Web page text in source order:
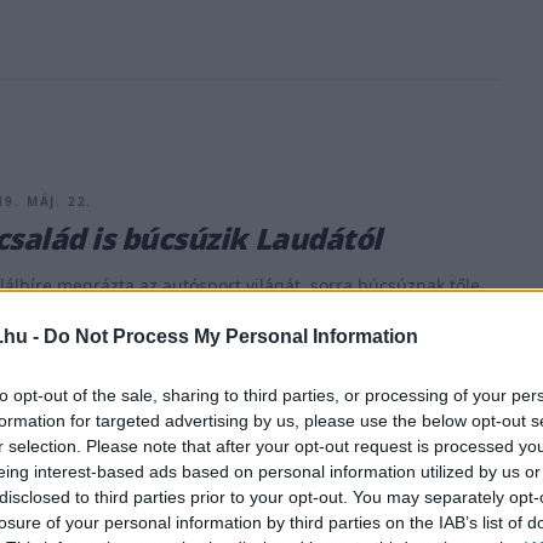
- Do Not Process My Personal Information
opt-out of the sale, sharing to third parties, or processing of your
for targeted advertising by us, please use the below opt-out
selection. Please note that after your opt-out request is processed
interest-based ads based on personal information utilized by us
to third parties prior to your opt-out. You may separately
of your personal information by third parties on the IAB’s list of
MÁJ. 22.
is búcsúzik Laudától
megrázta az autósport világát, sorra búcsúznak tőle
sorokat intézett Laudához a Rush (Hajsza a győzelemért)
&#8222;Nyugodj békében, nagyszerű Niki Lauda. Ez a mi
Monte-Carlóban, [&hellip;]